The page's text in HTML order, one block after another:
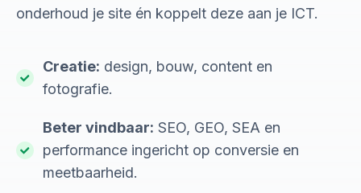
onderhoud je site én koppelt deze aan je ICT.
Creatie: design, bouw, content en
fotografie.
Beter vindbaar: SEO, GEO, SEA en
performance ingericht op conversie en
meetbaarheid.